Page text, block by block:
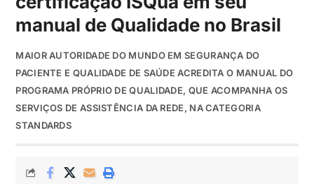
manual de Qualidade no Brasil
MAIOR AUTORIDADE DO MUNDO EM SEGURANÇA DO
PACIENTE E QUALIDADE DE SAÚDE ACREDITA O MANUAL DO
PROGRAMA PRÓPRIO DE QUALIDADE, QUE ACOMPANHA OS
SERVIÇOS DE ASSISTÊNCIA DA REDE, NA CATEGORIA
STANDARDS